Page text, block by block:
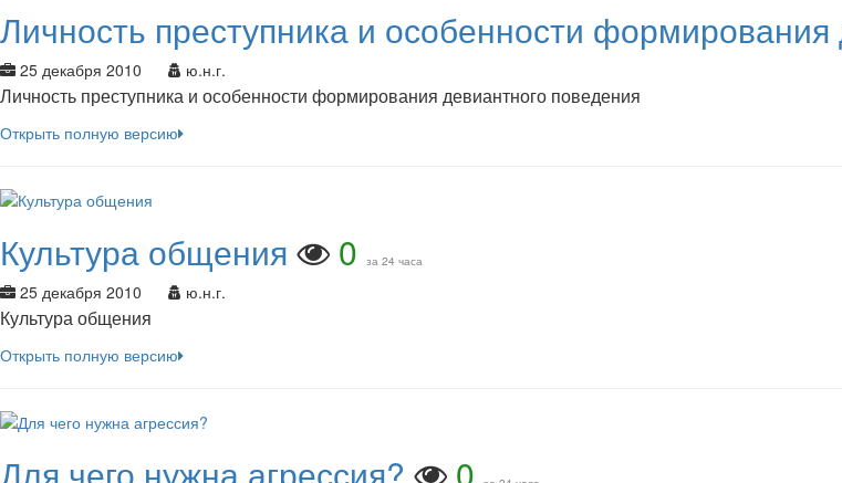
Личность преступника и особенности формирования
25 декабря 2010 ю.н.г.
Личность преступника и особенности формирования девиантного поведения
Открыть полную версию
Культура общения 0 за 24 часа
25 декабря 2010 ю.н.г.
Культура общения
Открыть полную версию